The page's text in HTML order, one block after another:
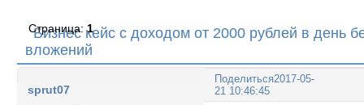
Бизнес кейс с доходом от 2000 рублей в день
вложений
Страница:1
Поделиться2017-05-
21 10:46:45
sprut07